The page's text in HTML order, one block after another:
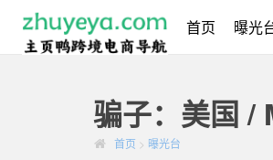
首页 曝光
骗子：美国 /
首页 > 曝光台